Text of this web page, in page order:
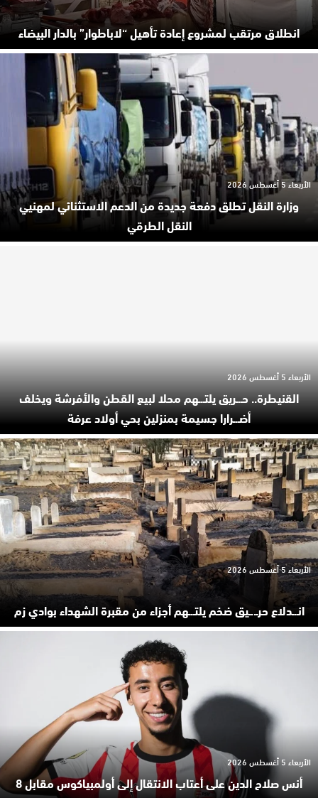
انطلاق مرتقب لمشروع إعادة تأهيل “لاباطوار” بالدار البيضاء
وزارة النقل تطلق دفعة جديدة من الدعم الاستثنائي لمهنيي
النقل الطرقي
الأربعاء 5 أغسطس 2026
القنيطرة.. حـ.ـريق يلتـ.ـهم محلا لبيع القطن والأفرشة ويخلف
أضـ.ـرارا جسيمة بمنزلين بحي أولاد عرفة
الأربعاء 5 أغسطس 2026
انـ.ـدلاع حرـ..ـيق ضخم يلتـ.ـهم أجزاء من مقبرة الشهداء بوادي زم
الأربعاء 5 أغسطس 2026
أنس صلاح الدين على أعتاب الانتقال إلى أولمبياكوس مقابل 8
الأربعاء 5 أغسطس 2026